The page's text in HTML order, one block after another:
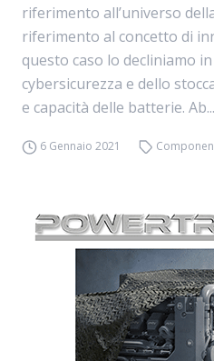
riferimento all’universo
riferimento al concetto di
questo caso lo decliniamo
cybersicurezza e dello
e capacità delle batterie. Ab...
6 Gennaio 2021